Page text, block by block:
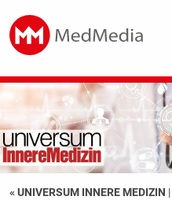
« UNIVERSUM INNERE MEDIZIN |